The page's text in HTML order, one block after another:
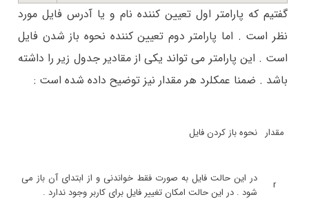
گفتیم که پارامتر اول تعیین کننده نام و یا آدرس فایل مورد
نظر است . اما پارامتر دوم تعیین کننده نحوه باز شدن فایل
است . این پارامتر می تواند یکی از مقادیر جدول زیر را داشته
باشد . ضمنا عمکلرد هر مقدار نیز توضیح داده شده است :
مقدار نحوه باز کردن فایل
r
در این حالت فایل به صورت فقط خواندنی و از ابتدای آن باز می
شود . در این حالت امکان تغییر فایل برای کاربر وجود ندارد .